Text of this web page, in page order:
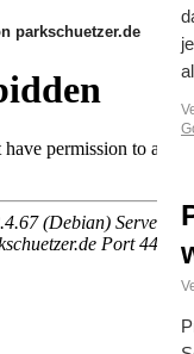
parkschuetzer.de